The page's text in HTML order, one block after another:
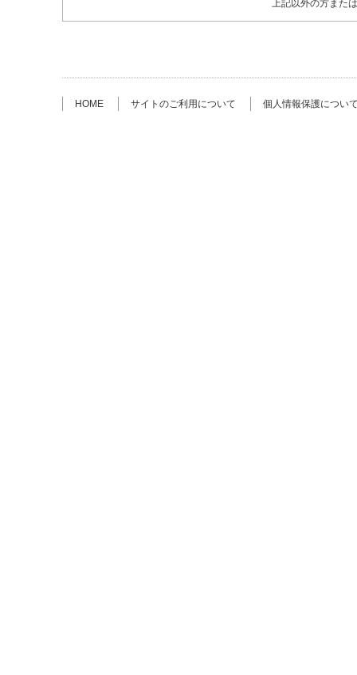
上記以外の方また
HOME サイトのご利用について 個人情報保護につい